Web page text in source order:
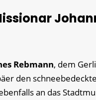
Rebmann, dem
den
an das